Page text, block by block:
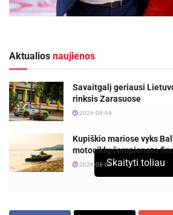
Aktualios naujienos
Savaitgalį geriausi
rinksis Zarasuose
2026-08-04
Kupiškio mariose vyks
motociklų čempionato
2026-08-04Skaityti toliau